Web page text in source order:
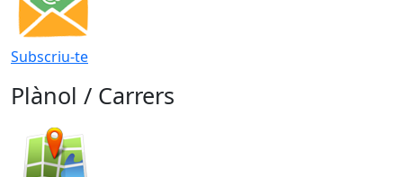
Subscriu-te
Plànol / Carrers